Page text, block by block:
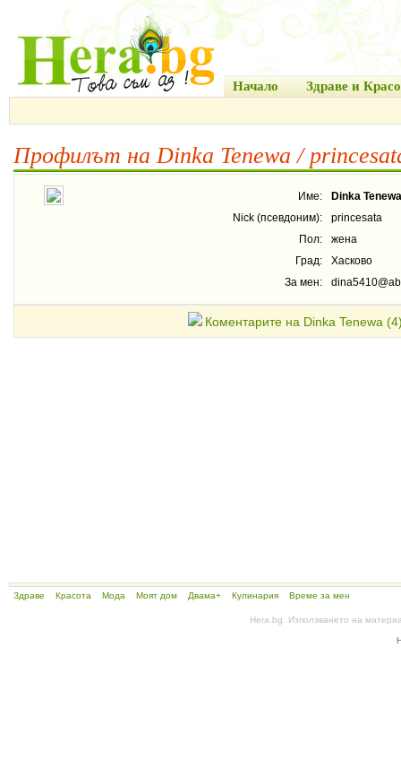
Начало Здраве и
Профилът на Dinka Tenewa /
Име:
Dinka Tenewa
Nick (псевдоним):
princesata
Пол:
жена
Град:
Хасково
За мен:
Коментарите на Dinka Tenewa
Здраве Красота Мода Моят дом Двама+ Кулинария Време за мен
Hera.bg. Използването на